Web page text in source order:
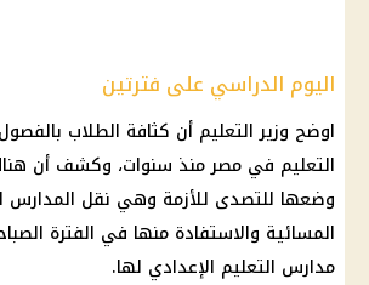
اليوم الدراسي على فترتين
اوضح وزير التعليم أن كثافة الطلاب
التعليم في مصر منذ سنوات، وكشف أن
وضعها للتصدى للأزمة وهي نقل المدارس
المسائية والاستفادة منها في الفترة
مدارس التعليم الإعدادي لها.